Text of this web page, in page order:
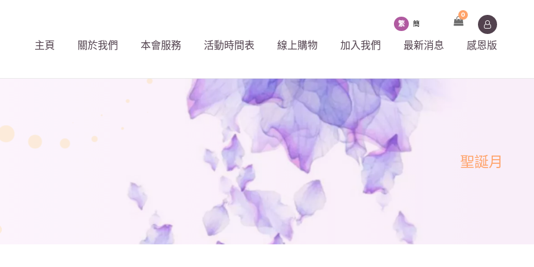
主頁 關於我們 本會服務 活動時間表 線上購物 加入我們 最新消息 感恩版
繁 簡
0
聖誕月